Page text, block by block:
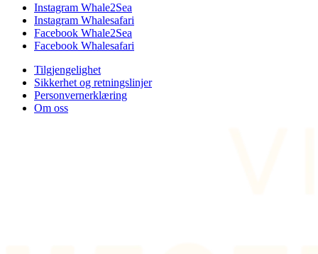
Instagram Whale2Sea
Instagram Whalesafari
Facebook Whale2Sea
Facebook Whalesafari
Tilgjengelighet
Sikkerhet og retningslinjer
Personvernerklæring
Om oss